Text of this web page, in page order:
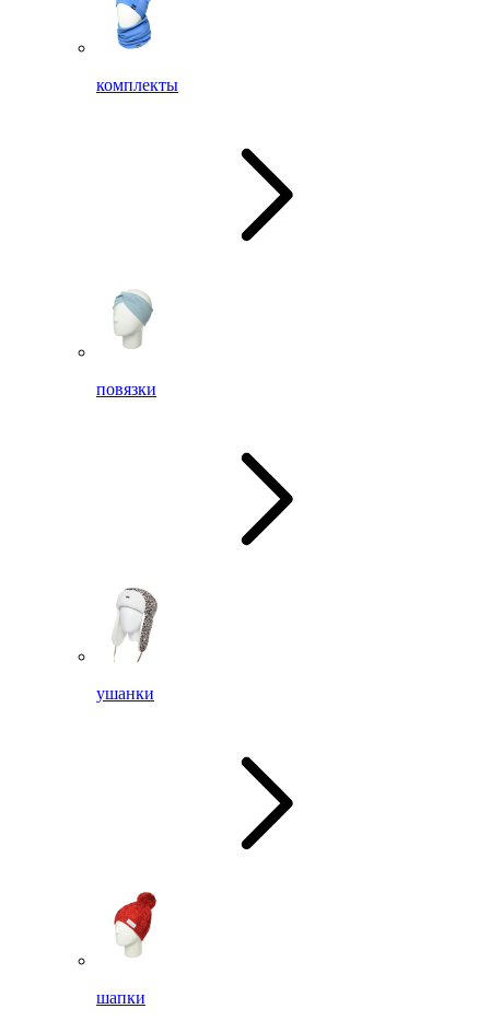
комплекты
повязки
ушанки
шапки